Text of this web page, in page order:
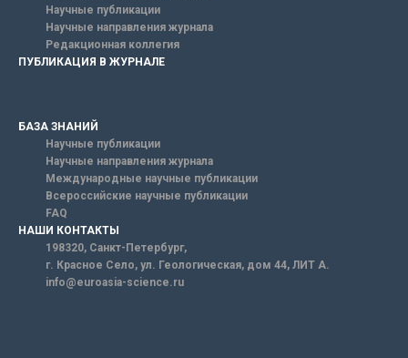
Научные публикации
Научные направления журнала
Редакционная коллегия
ПУБЛИКАЦИЯ В ЖУРНАЛЕ
БАЗА ЗНАНИЙ
Научные публикации
Научные направления журнала
Международные научные публикации
Всероссийские научные публикации
FAQ
НАШИ КОНТАКТЫ
198320, Санкт-Петербург,
г. Красное Село, ул. Геологическая, дом 44, ЛИТ А.
info@euroasia-science.ru